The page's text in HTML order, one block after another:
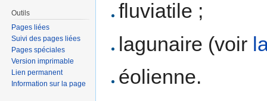
fluviatile ;
lagunaire (voir
éolienne.
Outils
Pages liées
Suivi des pages liées
Pages spéciales
Version imprimable
Lien permanent
Information sur la page